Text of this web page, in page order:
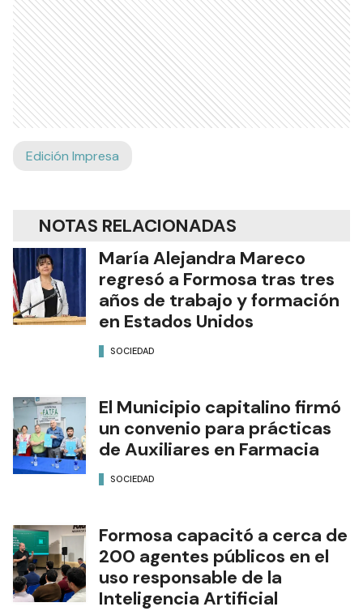
Edición Impresa
NOTAS RELACIONADAS
María Alejandra Mareco
regresó a Formosa tras tres
años de trabajo y formación
en Estados Unidos
SOCIEDAD
El Municipio capitalino firmó
un convenio para prácticas
de Auxiliares en Farmacia
SOCIEDAD
Formosa capacitó a cerca de
200 agentes públicos en el
uso responsable de la
Inteligencia Artificial